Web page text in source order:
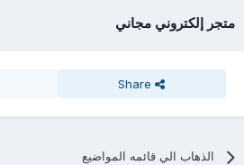
متجر إلكتروني مجاني
Share
الذهاب الي قائمه المواضيع